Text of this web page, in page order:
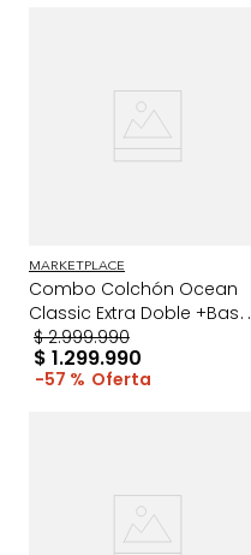
MARKETPLACE
Combo Colchón Ocean
Classic Extra Doble +Base
Cama Gris
$ 2.999.990
$ 1.299.990
57 %